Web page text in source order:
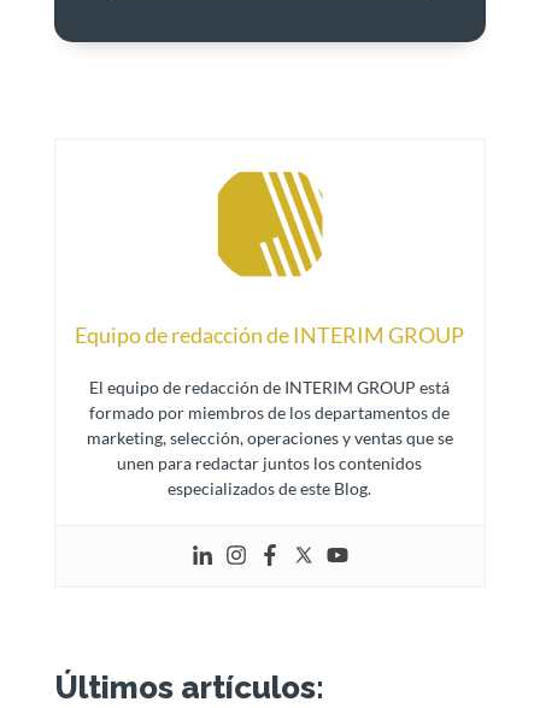
Equipo de redacción de INTERIM GROUP
El equipo de redacción de INTERIM GROUP está
formado por miembros de los departamentos de
marketing, selección, operaciones y ventas que se
unen para redactar juntos los contenidos
especializados de este Blog.
Últimos artículos: